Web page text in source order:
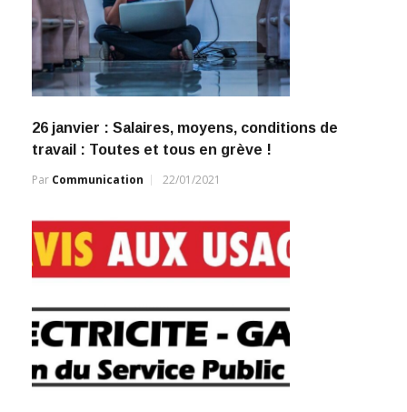
26 janvier : Salaires, moyens, conditions de
travail : Toutes et tous en grève !
Par Communication 22/01/2021